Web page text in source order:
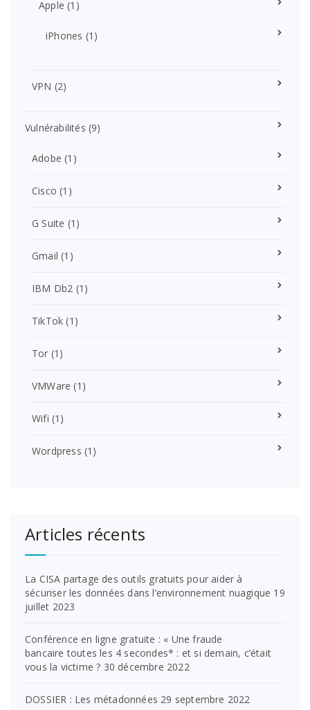
Apple (1)
iPhones (1)
VPN (2)
Vulnérabilités (9)
Adobe (1)
Cisco (1)
G Suite (1)
Gmail (1)
IBM Db2 (1)
TikTok (1)
Tor (1)
VMWare (1)
Wifi (1)
Wordpress (1)
Articles récents
La CISA partage des outils gratuits pour aider à
sécuriser les données dans l’environnement nuagique 19
juillet 2023
Conférence en ligne gratuite : « Une fraude
bancaire toutes les 4 secondes* : et si demain, c’était
vous la victime ? 30 décembre 2022
DOSSIER : Les métadonnées 29 septembre 2022